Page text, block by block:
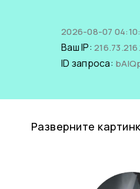
2026-08-07
Ваш IP:
ID запроса:
Разверните